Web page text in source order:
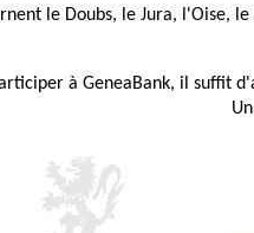
le Doubs, le Jura, l'Oise,
à GeneaBank, il suffit